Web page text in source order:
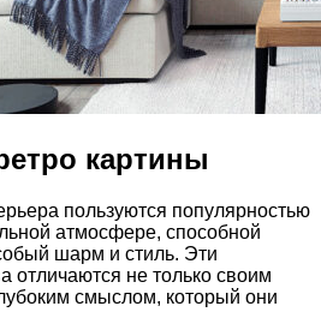
картины
пользуются популярностью
атмосфере, способной
шарм и стиль. Эти
отличаются не только своим
смыслом, который они